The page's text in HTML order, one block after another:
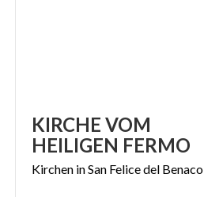
KIRCHE VOM
HEILIGEN FERMO
Kirchen inSan Felicedel Benaco